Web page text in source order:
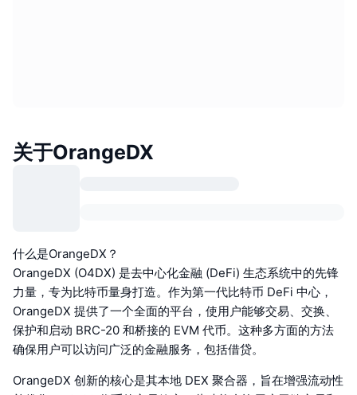
关于OrangeDX
什么是OrangeDX？
OrangeDX (O4DX) 是去中心化金融 (DeFi) 生态系统中的先锋
力量，专为比特币量身打造。作为第一代比特币 DeFi 中心，
OrangeDX 提供了一个全面的平台，使用户能够交易、交换、
保护和启动 BRC-20 和桥接的 EVM 代币。这种多方面的方法
确保用户可以访问广泛的金融服务，包括借贷。
OrangeDX 创新的核心是其本地 DEX 聚合器，旨在增强流动性